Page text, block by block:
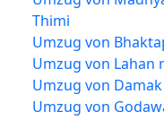
Thimi
Umzug von
Umzug von Lahan
Umzug von
Umzug von